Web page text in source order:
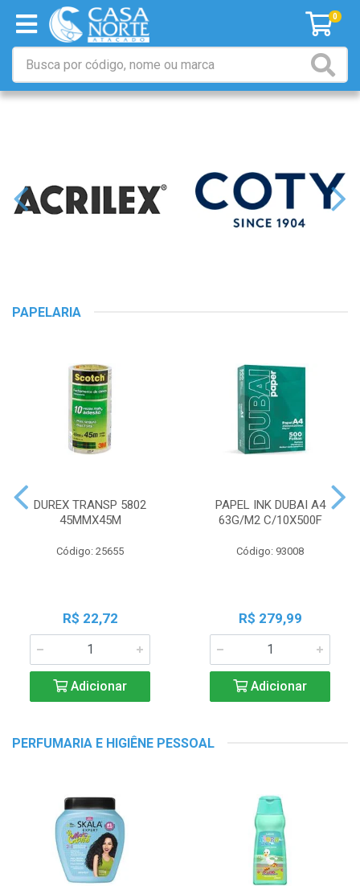
0
PAPELARIA
DUREX TRANSP 5802
45MMX45M
Código: 25655
R$ 22,72
Adicionar
PAPEL INK DUBAI A4
63G/M2 C/10X500F
Código: 93008
R$ 279,99
Adicionar
PERFUMARIA E HIGIÊNE PESSOAL